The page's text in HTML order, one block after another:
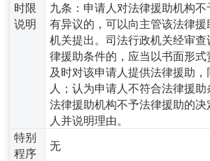
时限
说明
九条：申请人对法律援助机构
有异议的，可以向主管该法律
机关提出。司法行政机关经审
律援助条件的，应当以书面形
及时对该申请人提供法律援助
人；认为申请人不符合法律援
法律援助机构不予法律援助的
人并说明理由。
特别
程序
无